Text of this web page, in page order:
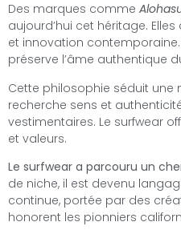
Des marques comme
aujourd’hui cet héritage.
et innovation
préserve l’âme authentique
Cette philosophie séduit une
recherche sens et
vestimentaires. Le surfwear
et valeurs.
Le surfwear a parcouru un
de niche, il est devenu
continue, portée par des
honorent les pionniers